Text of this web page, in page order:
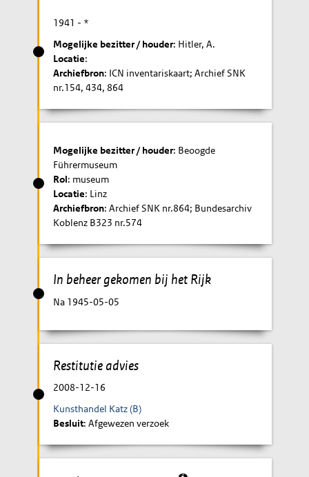
1941 - *
Mogelijke bezitter / houder: Hitler, A.
Locatie:
Archiefbron: ICN inventariskaart; Archief SNK
nr.154, 434, 864
Mogelijke bezitter / houder: Beoogde
Führermuseum
Rol: museum
Locatie: Linz
Archiefbron: Archief SNK nr.864; Bundesarchiv
Koblenz B323 nr.574
In beheer gekomen bij het Rijk
Na 1945-05-05
Restitutie advies
2008-12-16
Kunsthandel Katz (B)
Besluit: Afgewezen verzoek